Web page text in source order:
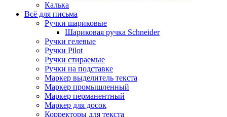
Калька
Всё для письма
Ручки шариковые
Шариковая ручка Schneider
Ручки гелевые
Ручки Pilot
Ручки стираемые
Ручки на подставке
Маркер выделитель текста
Маркер промышленный
Маркер перманентный
Маркер для досок
Корректоры для текста